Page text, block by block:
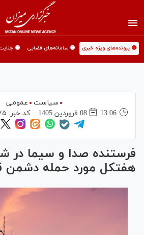
🟡 پرونده‌های ویژه خبری 🟡 سامانه‌های قضایی 🟡
سیاست
عمومی
13:06
08 فروردين 1405 کد خبر:
فرستنده صدا و سیما در
هفتکل مورد حمله دشمن